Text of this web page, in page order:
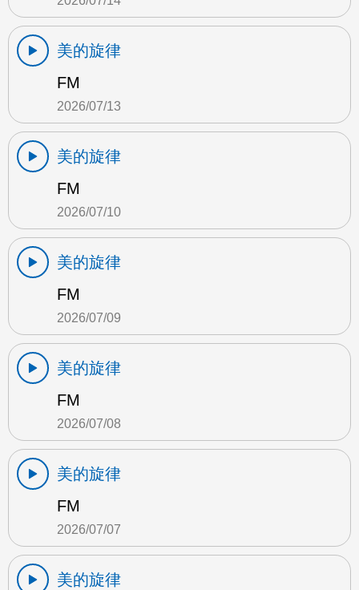
美的旋律
FM
2026/07/13
美的旋律
FM
2026/07/10
美的旋律
FM
2026/07/09
美的旋律
FM
2026/07/08
美的旋律
FM
2026/07/07
美的旋律